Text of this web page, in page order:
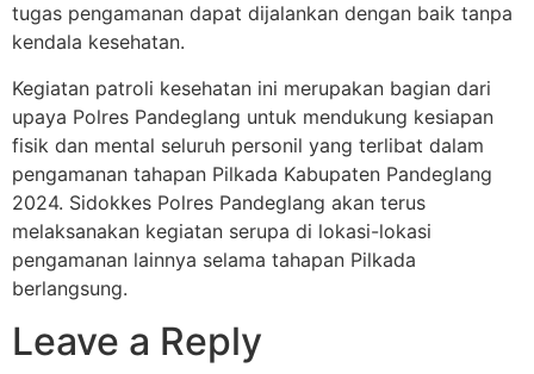
tugas pengamanan dapat dijalankan dengan baik tanpa
kendala kesehatan.
Kegiatan patroli kesehatan ini merupakan bagian dari
upaya Polres Pandeglang untuk mendukung kesiapan
fisik dan mental seluruh personil yang terlibat dalam
pengamanan tahapan Pilkada Kabupaten Pandeglang
2024. Sidokkes Polres Pandeglang akan terus
melaksanakan kegiatan serupa di lokasi-lokasi
pengamanan lainnya selama tahapan Pilkada
berlangsung.
Leave a Reply